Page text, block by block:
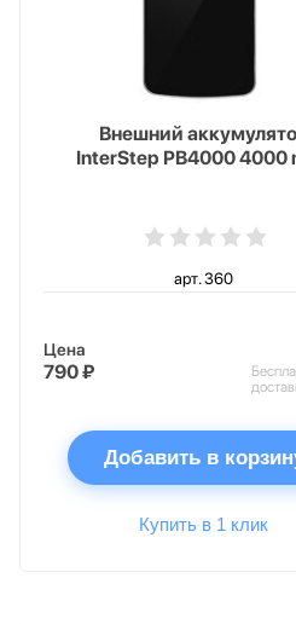
Внешний
InterStep PB4000 4000
арт. 360
Цена
790 ₽
Добавить в
Купить в 1 клик